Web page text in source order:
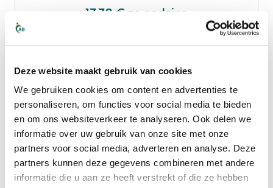
Deze website maakt gebruik van cookies
We gebruiken cookies om content en advertenties te
personaliseren, om functies voor social media te bieden
en om ons websiteverkeer te analyseren. Ook delen we
informatie over uw gebruik van onze site met onze
partners voor social media, adverteren en analyse. Deze
partners kunnen deze gegevens combineren met andere
informatie die u aan ze heeft verstrekt of die ze hebben
17,78 € za godzinę
Nie ma tu Twojego
pytania?
Wyślij swoje pytanie lub skontaktuj się z
nami – chętnie pomożemy Ci tak szybko,
jak to możliwe!